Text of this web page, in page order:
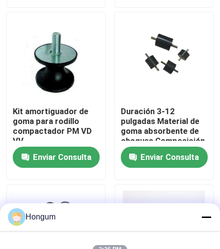
recorrido por la fábrica
Control de calidad
Noticias
Casos de trabajo
Sellos de goma del diafragma
Diafragma de goma de la válvula
Kit amortiguador de
goma para rodillo
compactador PM VD
VV
Enviar Consulta
Duración 3-12
pulgadas Material de
goma absorbente de
choques Composición
Tipo de elastómero y
solución resistente
para el rango de
Enviar Consulta
Hongum